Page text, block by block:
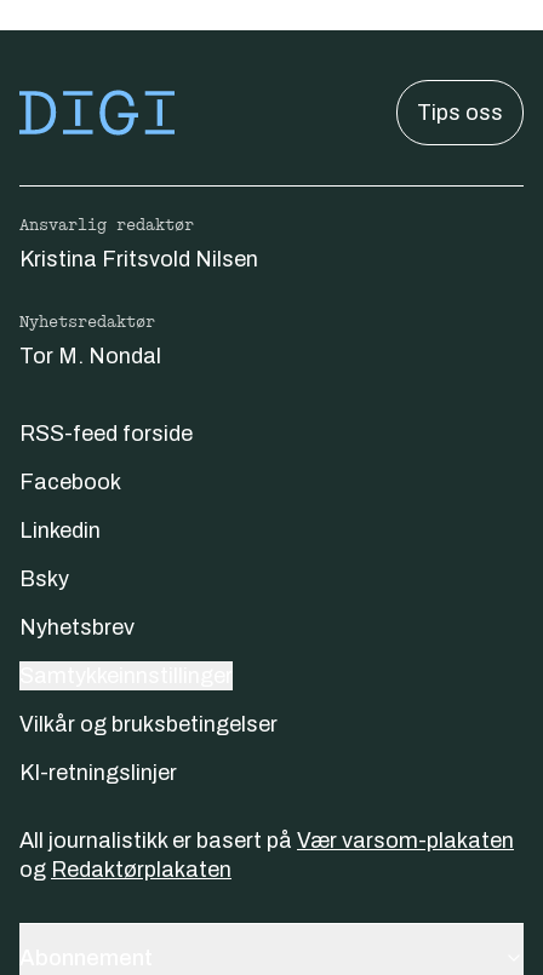
Tips oss
Ansvarlig redaktør
Kristina Fritsvold Nilsen
Nyhetsredaktør
Tor M. Nondal
RSS-feed forside
Facebook
Linkedin
Bsky
Nyhetsbrev
Vilkår og bruksbetingelser
KI-retningslinjer
All journalistikk er basert på Vær varsom-plakaten
og Redaktørplakaten